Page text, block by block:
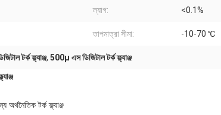
ল্যাগ: <0.1%
তাপমাত্রা সীমা: -10-70 ℃
টর্ক ফ্ল্যাঞ্জ, 500μ এস ডিজিটাল টর্ক ফ্ল্যাঞ্জ
টর্ক ফ্ল্যাঞ্জ